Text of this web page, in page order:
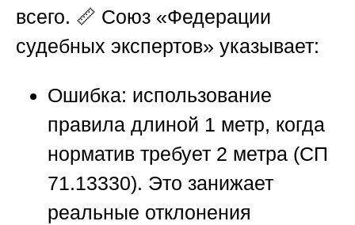
всего. 📏 Союз «Федерации
судебных экспертов» указывает:
Ошибка: использование
правила длиной 1 метр, когда
норматив требует 2 метра (СП
71.13330). Это занижает
реальные отклонения